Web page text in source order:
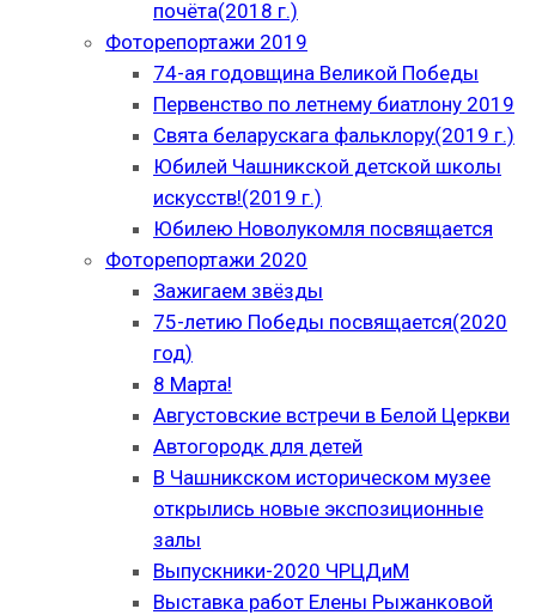
почёта(2018 г.)
Фоторепортажи 2019
74-ая годовщина Великой Победы
Первенство по летнему биатлону 2019
Свята беларускага фальклору(2019 г.)
Юбилей Чашникской детской школы
искусств!(2019 г.)
Юбилею Новолукомля посвящается
Фоторепортажи 2020
Зажигаем звёзды
75-летию Победы посвящается(2020
год)
8 Марта!
Августовские встречи в Белой Церкви
Автогородк для детей
В Чашникском историческом музее
открылись новые экспозиционные
залы
Выпускники-2020 ЧРЦДиМ
Выставка работ Елены Рыжанковой